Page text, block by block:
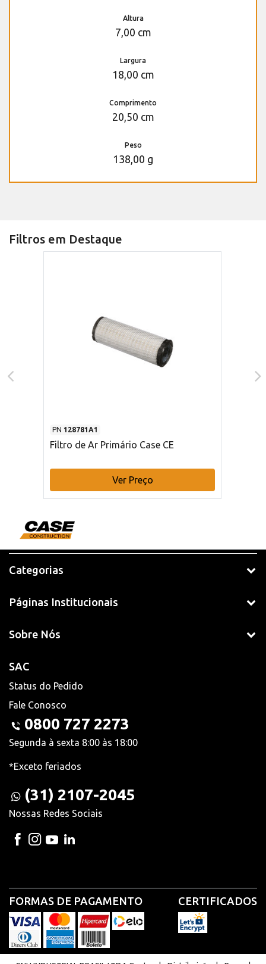
Altura
7,00 cm
Largura
18,00 cm
Comprimento
20,50 cm
Peso
138,00 g
Filtros em Destaque
PN 128781A1
Filtro de Ar Primário Case CE
Ver Preço
Categorias
Páginas Institucionais
Sobre Nós
SAC
Status do Pedido
Fale Conosco
0800 727 2273
Segunda à sexta 8:00 às 18:00
*Exceto feriados
(31) 2107-2045
Nossas Redes Sociais
FORMAS DE PAGAMENTO CERTIFICADOS